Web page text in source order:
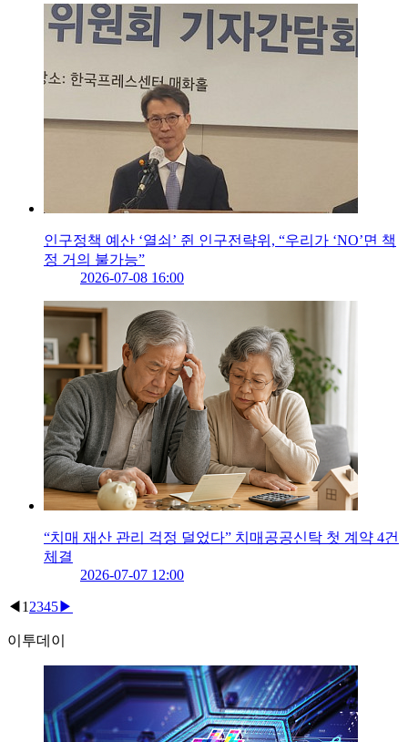
인구정책 예산 ‘열쇠’ 쥔 인구전략위, “우리가 ‘NO’면 책
정 거의 불가능”
2026-07-08 16:00
“치매 재산 관리 걱정 덜었다” 치매공공신탁 첫 계약 4건
체결
2026-07-07 12:00
◀ 1 2345▶
이투데이